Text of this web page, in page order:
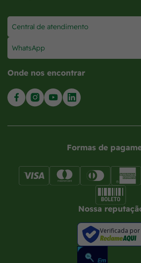
Central de atendimento
WhatsApp
Onde nos encontrar
Formas de
Nossa
Verificada por